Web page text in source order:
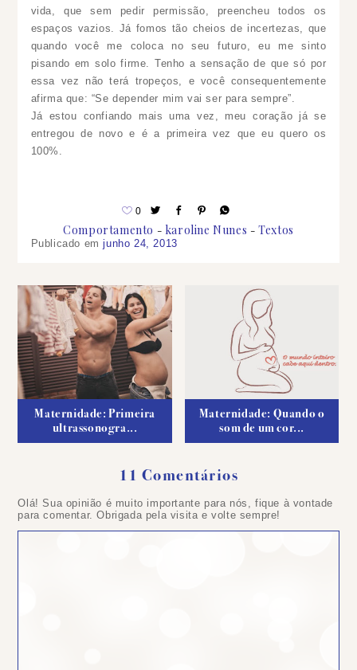
vida, que sem pedir permissão, preencheu todos os
espaços vazios. Já fomos tão cheios de incertezas, que
quando você me coloca no seu futuro, eu me sinto
pisando em solo firme. Tenho a sensação de que só por
essa vez não terá tropeços, e você consequentemente
afirma que: “Se depender mim vai ser para sempre”.
Já estou confiando mais uma vez, meu coração já se
entregou de novo e é a primeira vez que eu quero os
100%.
0
Comportamento karoline Nunes Textos
Publicado emjunho 24, 2013
Maternidade: Primeira
ultrassonogra...
Maternidade: Quando o
som de um cor...
11 Comentários
Olá! Sua opinião é muito importante para nós, fique à vontade
para comentar. Obrigada pela visita e volte sempre!